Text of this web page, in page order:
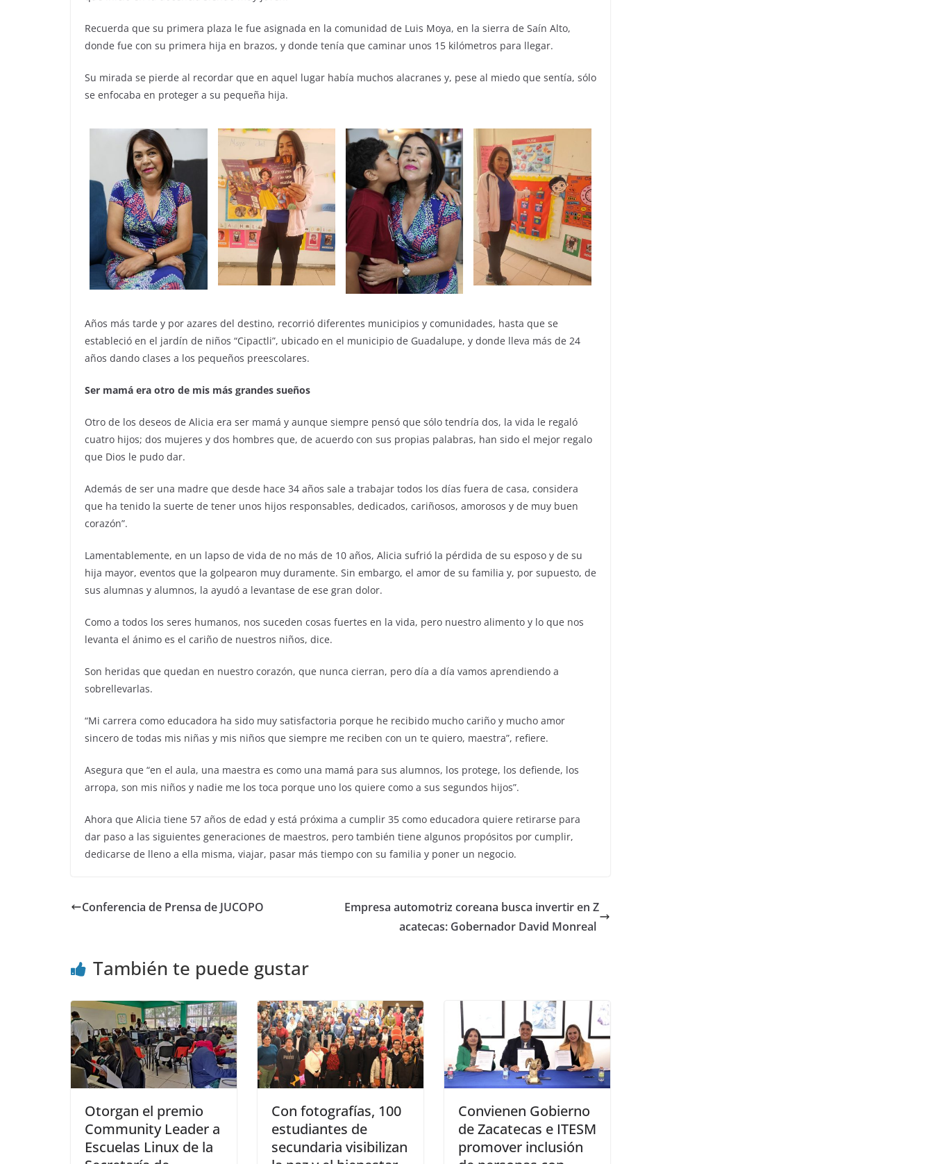
Recuerda que su primera plaza le fue asignada en la comunidad de Luis Moya, en la sierra de Saín Alto,
donde fue con su primera hija en brazos, y donde tenía que caminar unos 15 kilómetros para llegar.
Su mirada se pierde al recordar que en aquel lugar había muchos alacranes y, pese al miedo que sentía, sólo
se enfocaba en proteger a su pequeña hija.
Años más tarde y por azares del destino, recorrió diferentes municipios y comunidades, hasta que se
estableció en el jardín de niños “Cipactli”, ubicado en el municipio de Guadalupe, y donde lleva más de 24
años dando clases a los pequeños preescolares.
Ser mamá era otro de mis más grandes sueños
Otro de los deseos de Alicia era ser mamá y aunque siempre pensó que sólo tendría dos, la vida le regaló
cuatro hijos; dos mujeres y dos hombres que, de acuerdo con sus propias palabras, han sido el mejor regalo
que Dios le pudo dar.
Además de ser una madre que desde hace 34 años sale a trabajar todos los días fuera de casa, considera
que ha tenido la suerte de tener unos hijos responsables, dedicados, cariñosos, amorosos y de muy buen
corazón”.
Lamentablemente, en un lapso de vida de no más de 10 años, Alicia sufrió la pérdida de su esposo y de su
hija mayor, eventos que la golpearon muy duramente. Sin embargo, el amor de su familia y, por supuesto, de
sus alumnas y alumnos, la ayudó a levantase de ese gran dolor.
Como a todos los seres humanos, nos suceden cosas fuertes en la vida, pero nuestro alimento y lo que nos
levanta el ánimo es el cariño de nuestros niños, dice.
Son heridas que quedan en nuestro corazón, que nunca cierran, pero día a día vamos aprendiendo a
sobrellevarlas.
“Mi carrera como educadora ha sido muy satisfactoria porque he recibido mucho cariño y mucho amor
sincero de todas mis niñas y mis niños que siempre me reciben con un te quiero, maestra”, refiere.
Asegura que “en el aula, una maestra es como una mamá para sus alumnos, los protege, los defiende, los
arropa, son mis niños y nadie me los toca porque uno los quiere como a sus segundos hijos”.
Ahora que Alicia tiene 57 años de edad y está próxima a cumplir 35 como educadora quiere retirarse para
dar paso a las siguientes generaciones de maestros, pero también tiene algunos propósitos por cumplir,
dedicarse de lleno a ella misma, viajar, pasar más tiempo con su familia y poner un negocio.
Conferencia de Prensa de JUCOPO
Empresa automotriz coreana busca invertir en Z
acatecas: Gobernador David Monreal
También te puede gustar
Otorgan el premio
Community Leader a
Escuelas Linux de la
Con fotografías, 100
estudiantes de
secundaria visibilizan
Convienen Gobierno
de Zacatecas e ITESM
promover inclusión